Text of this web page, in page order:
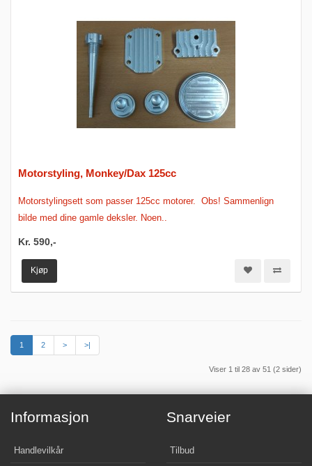
Motorstyling, Monkey/Dax 125cc
Motorstylingsett som passer 125cc motorer. Obs! Sammenlign
bilde med dine gamle deksler. Noen..
Kr. 590,-
Kjøp
1 2 > >|
Viser 1 til 28 av 51 (2 sider)
Informasjon
Handlevilkår
Snarveier
Tilbud